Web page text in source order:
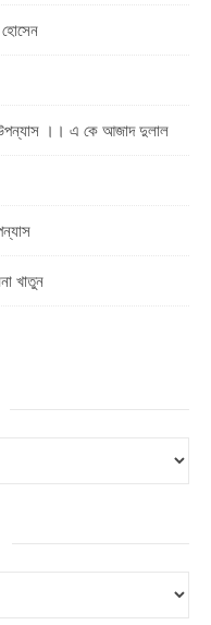
উপন্যাস ।। এ কে আজাদ দুলাল
খাতুন